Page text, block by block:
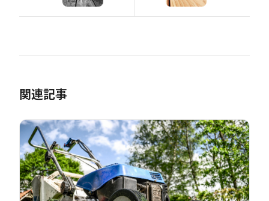
関連記事